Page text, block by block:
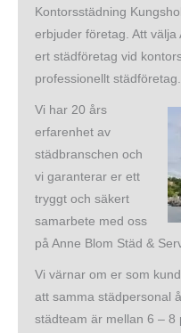
Kontorsstädning
erbjuder företag. Att välja
ert städföretag vid
professionellt städföretag.
Vi har 20 års
erfarenhet av
städbranschen och
vi garanterar er ett
tryggt och säkert
samarbete med oss
på Anne Blom Städ &
Vi värnar om er som
att samma städpersonal
städteam är mellan 6 – 8